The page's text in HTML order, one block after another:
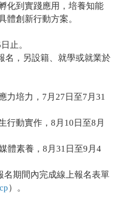
化到實踐應用，培養知能
體創新行動方案。
止。
名，另設籍、就學或就業於
力培力，7月27日至7月31
行動實作，8月10日至8月
體素養，8月31日至9月4
名期間內完成線上報名表單
）。